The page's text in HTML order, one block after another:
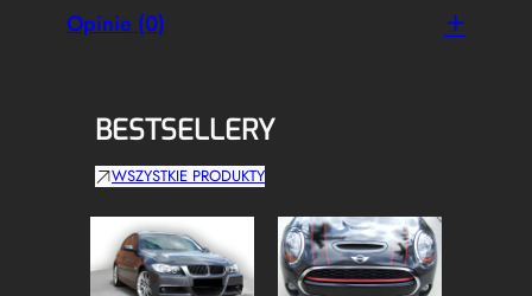
a
)Opinie (0)
BESTSELLERY
WSZYSTKIE PRODUKTY